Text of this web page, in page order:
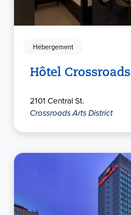
Hébergement
Hôtel Crossroads
2101 Central St.
Crossroads Arts District